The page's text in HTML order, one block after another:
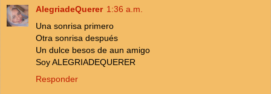
AlegriadeQuerer 1:36 a.m.
Una sonrisa primero
Otra sonrisa después
Un dulce besos de aun amigo
Soy ALEGRIADEQUERER
Responder